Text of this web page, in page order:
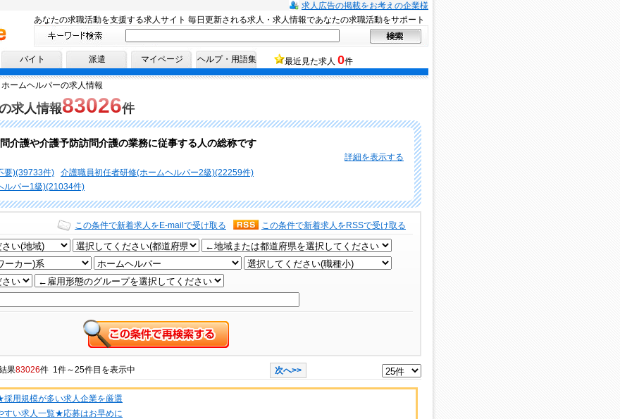
求人広告の掲載をお考えの企業様
あなたの求職活動を支援する求人サイト 毎日更新される求人・求人情報であなたの求職活動をサポート
バイト 派遣 マイページ ヘルプ・用語集 最近見た求人 0件
ホームヘルパーの求人情報
求人情報83026件
介護や介護予防訪問介護の業務に従事する人の総称です
詳細を表示する
要)(39733件)
介護職員初任者研修(ホームヘルパー2級)(22259件)
ルパー1級)(21034件)
この条件で新着求人をRSSで受け取る
この条件で新着求人をE-mailで受け取る
果83026件 1件～25件目を表示中 次へ>>
用規模が多い求人企業を厳選
すい求人一覧★応募はお早めに